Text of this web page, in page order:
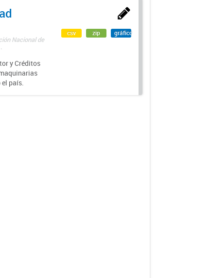
Nacional de
y Créditos
país.
csv zip gráfico